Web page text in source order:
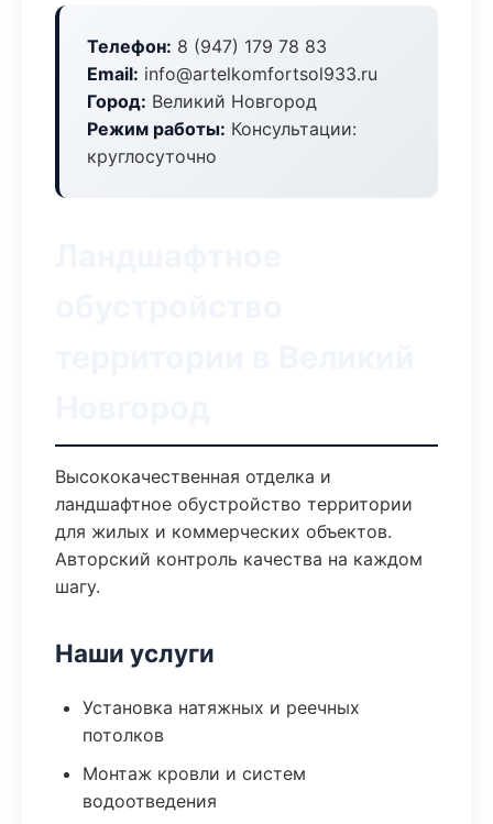
Телефон: 8 (947) 179 78 83
Email: info@artelkomfortsol933.ru
Город: Великий Новгород
Режим работы: Консультации:
круглосуточно
Высококачественная отделка и
ландшафтное обустройство территории
для жилых и коммерческих объектов.
Авторский контроль качества на каждом
шагу.
Наши услуги
Установка натяжных и реечных
потолков
Монтаж кровли и систем
водоотведения